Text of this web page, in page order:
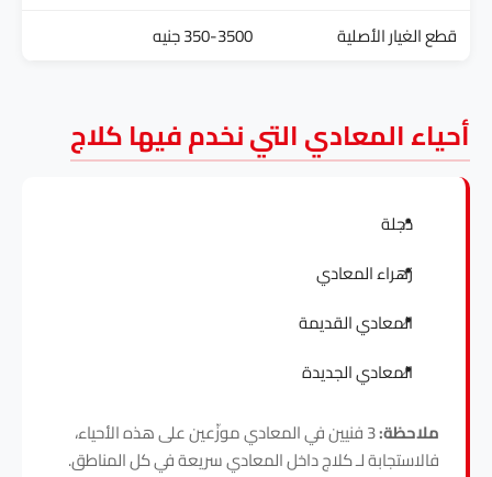
قطع الغيار الأصلية
350-3500 جنيه
أحياء المعادي التي نخدم فيها كلاج
دجلة
زهراء المعادي
المعادي القديمة
المعادي الجديدة
ملاحظة: 3 فنيين في المعادي موزّعين على هذه الأحياء،
فالاستجابة لـ كلاج داخل المعادي سريعة في كل المناطق.